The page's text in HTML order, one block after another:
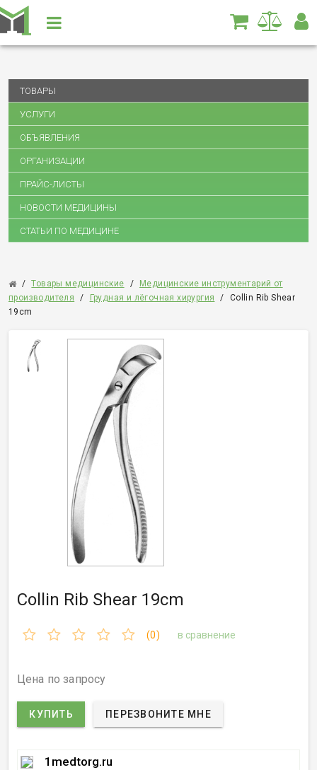
ТОВАРЫ
УСЛУГИ
ОБЪЯВЛЕНИЯ
ОРГАНИЗАЦИИ
ПРАЙС-ЛИСТЫ
НОВОСТИ МЕДИЦИНЫ
СТАТЬИ ПО МЕДИЦИНЕ
/ Товары медицинские /
Медицинские инструментарий от
производителя
/ Грудная и лёгочная хирургия /
Collin Rib Shear
19cm
Collin Rib Shear 19cm
(0) в сравнение
Цена по запросу
КУПИТЬ ПЕРЕЗВОНИТЕ МНЕ
1medtorg.ru